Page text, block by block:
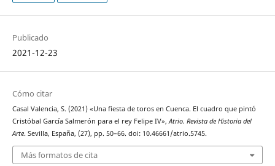
Publicado
2021-12-23
Cómo citar
Casal Valencia, S. (2021) «Una fiesta de toros en Cuenca. El cuadro que pintó
Cristóbal García Salmerón para el rey Felipe IV», Atrio. Revista de Historia del
Arte. Sevilla, España, (27), pp. 50–66. doi: 10.46661/atrio.5745.
Más formatos de cita